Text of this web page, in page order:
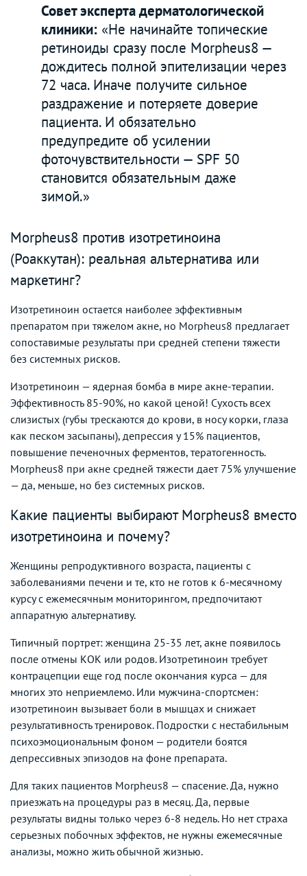
Совет эксперта дерматологической
клиники: «Не начинайте топические
ретиноиды сразу после Morpheus8 —
дождитесь полной эпителизации через
72 часа. Иначе получите сильное
раздражение и потеряете доверие
пациента. И обязательно
предупредите об усилении
фоточувствительности — SPF 50
становится обязательным даже
зимой.»
Morpheus8 против изотретиноина
(Роаккутан): реальная альтернатива или
маркетинг?
Изотретиноин остается наиболее эффективным
препаратом при тяжелом акне, но Morpheus8 предлагает
сопоставимые результаты при средней степени тяжести
без системных рисков.
Изотретиноин — ядерная бомба в мире акне-терапии.
Эффективность 85-90%, но какой ценой! Сухость всех
слизистых (губы трескаются до крови, в носу корки, глаза
как песком засыпаны), депрессия у 15% пациентов,
повышение печеночных ферментов, тератогенность.
Morpheus8 при акне средней тяжести дает 75% улучшение
— да, меньше, но без системных рисков.
Какие пациенты выбирают Morpheus8 вместо
изотретиноина и почему?
Женщины репродуктивного возраста, пациенты с
заболеваниями печени и те, кто не готов к 6-месячному
курсу с ежемесячным мониторингом, предпочитают
аппаратную альтернативу.
Типичный портрет: женщина 25-35 лет, акне появилось
после отмены КОК или родов. Изотретиноин требует
контрацепции еще год после окончания курса — для
многих это неприемлемо. Или мужчина-спортсмен:
изотретиноин вызывает боли в мышцах и снижает
результативность тренировок. Подростки с нестабильным
психоэмоциональным фоном — родители боятся
депрессивных эпизодов на фоне препарата.
Для таких пациентов Morpheus8 — спасение. Да, нужно
приезжать на процедуры раз в месяц. Да, первые
результаты видны только через 6-8 недель. Но нет страха
серьезных побочных эффектов, не нужны ежемесячные
анализы, можно жить обычной жизнью.